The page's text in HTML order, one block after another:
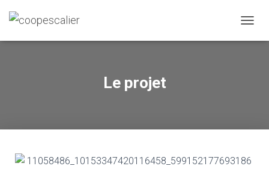
Le projet